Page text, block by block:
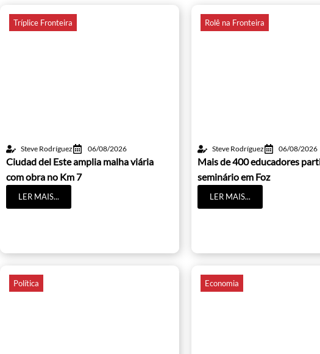
Tríplice Fronteira
Steve Rodríguez 06/08/2026
Ciudad del Este amplia malha viária
com obra no Km 7
LER MAIS...
Rolê na Fronteira
Steve Rodríguez 06/08/2026
Mais de 400 educadores
seminário em Foz
LER MAIS...
Política Economia